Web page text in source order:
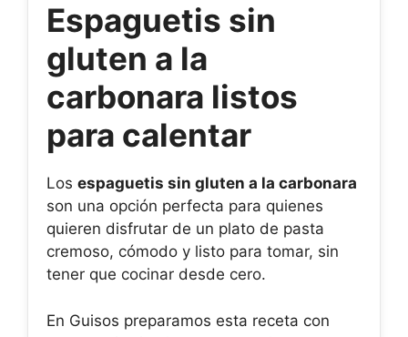
Espaguetis sin
gluten a la
carbonara listos
para calentar
Los espaguetis sin gluten a la carbonara
son una opción perfecta para quienes
quieren disfrutar de un plato de pasta
cremoso, cómodo y listo para tomar, sin
tener que cocinar desde cero.
En Guisos preparamos esta receta con